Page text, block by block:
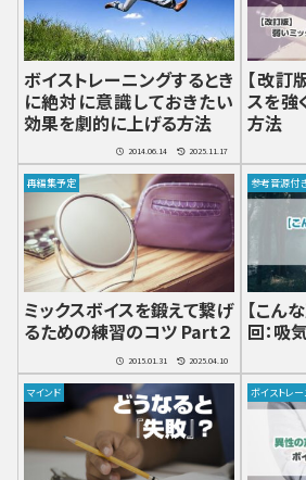
ボイストレーニングするとき
に絶対に意識しておきたい
効果を劇的に上げる方法
2014.06.14 2025.11.17
【改訂
スを強
方法
再編集予定
ミックスボイスを鍛えて繋げ
るための練習のコツ Part２
2015.01.31 2025.04.10
参考音源付
【こん
回：吸
マインド ボイストレ